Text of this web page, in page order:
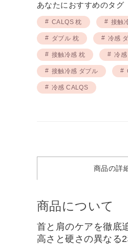
あなたにおすすめのタグ
CALQS 枕 接触
ダブル 枕 冷感
接触冷感 枕 冷
接触冷感 ダブル
冷感 CALQS
商品の詳
商品について
首と肩のケアを徹底
高さと硬さの異なる